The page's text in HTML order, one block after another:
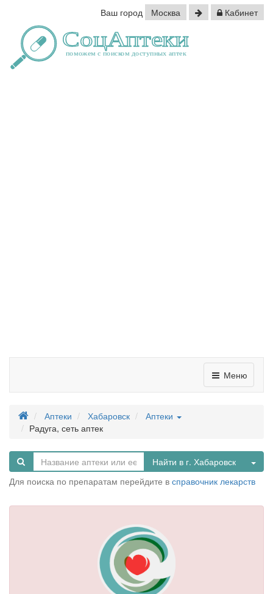
Ваш город Москва Кабинет
Меню
Аптеки Хабаровск
Аптеки
Радуга, сеть аптек
Найти в г. Хабаровск
Для поиска по препаратам перейдите в справочник лекарств